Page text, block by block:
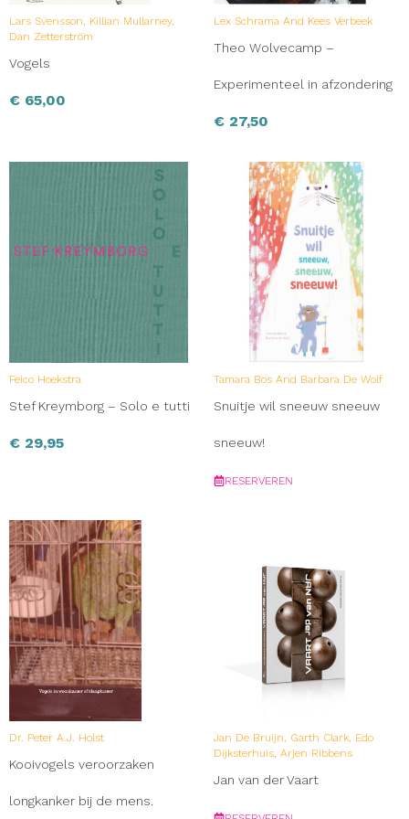
Lars Svensson, Killian Mullarney,
Dan Zetterström
Vogels
€ 65,00
Lex Schrama And Kees Verbeek
Theo Wolvecamp –
Experimenteel in afzondering
€ 27,50
Feico Hoekstra
Stef Kreymborg – Solo e tutti
€ 29,95
Tamara Bos And Barbara De Wolf
Snuitje wil sneeuw sneeuw
sneeuw!
RESERVEREN
Dr. Peter A.J. Holst
Kooivogels veroorzaken
longkanker bij de mens.
Jan De Bruijn, Garth Clark, Edo
Dijksterhuis, Arjen Ribbens
Jan van der Vaart